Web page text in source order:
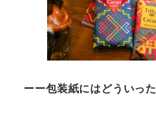
ーー包装紙にはどういっ